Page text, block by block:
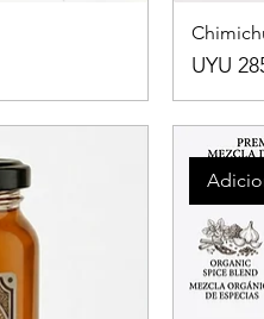
Preço
UYU